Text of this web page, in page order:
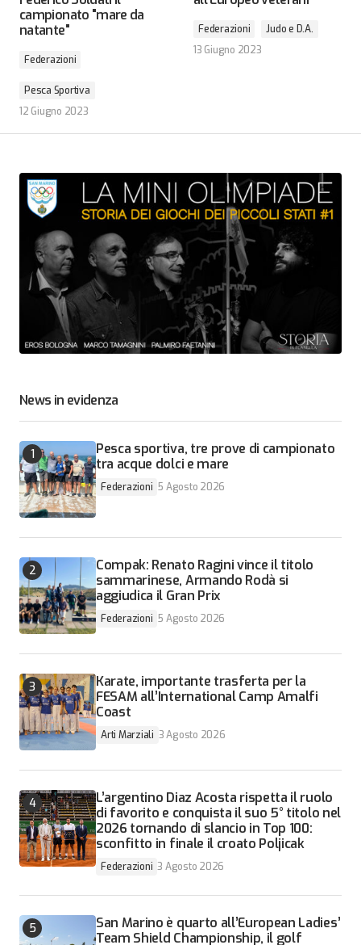
campionato "mare da
natante"
Federazioni
Pesca Sportiva
12 Giugno 2023
Federazioni
Judo e D.A.
13 Giugno 2023
News in evidenza
Pesca sportiva, tre prove di campionato
tra acque dolci e mare
Federazioni 5 Agosto 2026
Compak: Renato Ragini vince il titolo
sammarinese, Armando Rodà si
aggiudica il Gran Prix
Federazioni 5 Agosto 2026
Karate, importante trasferta per la
FESAM all’International Camp Amalfi
Coast
Arti Marziali 3 Agosto 2026
L’argentino Diaz Acosta rispetta il ruolo
di favorito e conquista il suo 5° titolo nel
2026 tornando di slancio in Top 100:
sconfitto in finale il croato Poljicak
Federazioni 3 Agosto 2026
San Marino è quarto all’European Ladies’
Team Shield Championship, il golf